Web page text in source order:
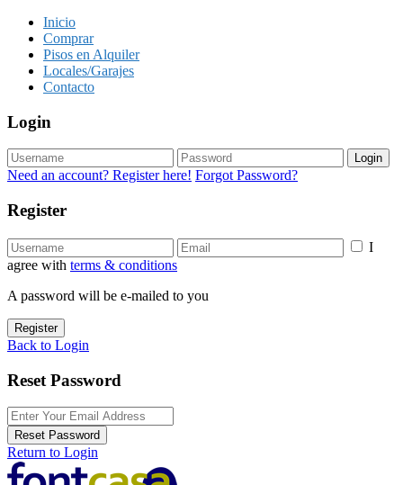
Inicio
Comprar
Pisos en Alquiler
Locales/Garajes
Contacto
Login
Login
Need an account? Register here! Forgot Password?
Register
I
agree with terms & conditions
A password will be e-mailed to you
Register
Back to Login
Reset Password
Reset Password
Return to Login